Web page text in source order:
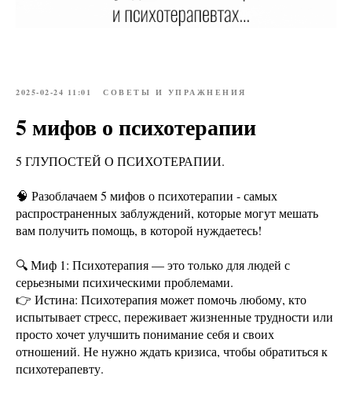
2025-02-24 11:01 СОВЕТЫ И УПРАЖНЕНИЯ
5 мифов о психотерапии
5 ГЛУПОСТЕЙ О ПСИХОТЕРАПИИ.
🧠 Разоблачаем 5 мифов о психотерапии - самых
распространенных заблуждений, которые могут мешать
вам получить помощь, в которой нуждаетесь!
🔍 Миф 1: Психотерапия — это только для людей с
серьезными психическими проблемами.
👉 Истина: Психотерапия может помочь любому, кто
испытывает стресс, переживает жизненные трудности или
просто хочет улучшить понимание себя и своих
отношений. Не нужно ждать кризиса, чтобы обратиться к
психотерапевту.